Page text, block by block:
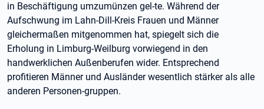
in Beschäftigung umzumünzen gel-te. Während der
Aufschwung im Lahn-Dill-Kreis Frauen und Männer
gleichermaßen mitgenommen hat, spiegelt sich die
Erholung in Limburg-Weilburg vorwiegend in den
handwerklichen Außenberufen wider. Entsprechend
profitieren Männer und Ausländer wesentlich stärker als alle
anderen Personen-gruppen.